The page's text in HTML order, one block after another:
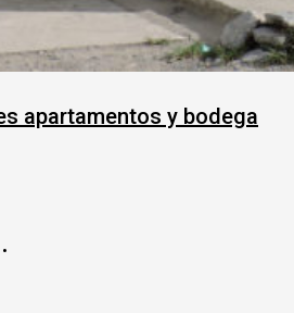
apartamentos y bodega